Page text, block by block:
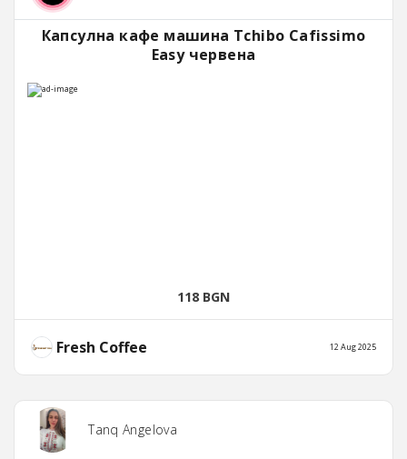
Капсулна кафе машина Tchibo Cafissimo
Easy червена
118 BGN
Fresh Coffee 12 Aug 2025
Tanq Angelova